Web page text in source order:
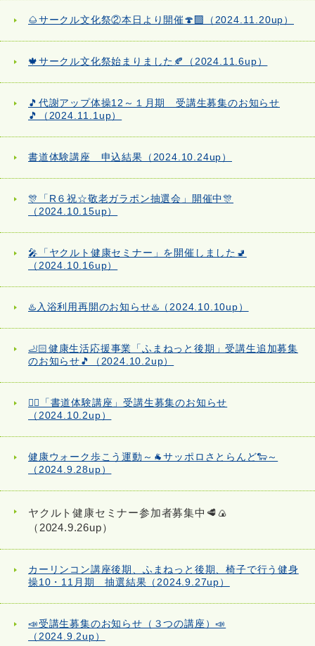
🌰サークル文化祭②本日より開催🍄‍🟫（2024.11.20up）
🍁サークル文化祭始まりました🍂（2024.11.6up）
🎵代謝アップ体操12～１月期 受講生募集のお知らせ
🎵（2024.11.1up）
書道体験講座 申込結果（2024.10.24up）
🎊「R６祝☆敬老ガラポン抽選会」開催中🎊
（2024.10.15up）
🎤「ヤクルト健康セミナー」を開催しました🚽
（2024.10.16up）
♨️入浴利用再開のお知らせ♨️（2024.10.10up）
🦶🏻健康生活応援事業「ふまねっと後期」受講生追加募集
のお知らせ🎵（2024.10.2up）
✍🏻「書道体験講座」受講生募集のお知らせ
（2024.10.2up）
健康ウォーク歩こう運動～🐐サッポロさとらんど🐑～
（2024.9.28up）
ヤクルト健康セミナー参加者募集中🥩🍙
（2024.9.26up）
カーリンコン講座後期、ふまねっと後期、椅子で行う健身
操10・11月期 抽選結果（2024.9.27up）
📣受講生募集のお知らせ（３つの講座）📣
（2024.9.2up）